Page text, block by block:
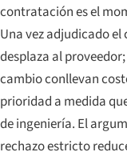
contratación es el
Una vez adjudicado
desplaza al
cambio conllevan
prioridad a medida
de ingeniería. El
rechazo estricto